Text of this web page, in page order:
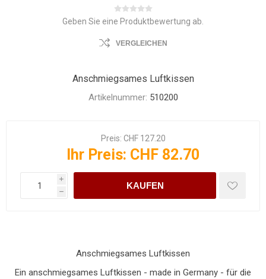
Geben Sie eine Produktbewertung ab.
VERGLEICHEN
Anschmiegsames Luftkissen
Artikelnummer: 510200
Preis: CHF 127.20
Ihr Preis: CHF 82.70
i
h
KAUFEN
Anschmiegsames Luftkissen
Ein anschmiegsames Luftkissen - made in Germany - für die